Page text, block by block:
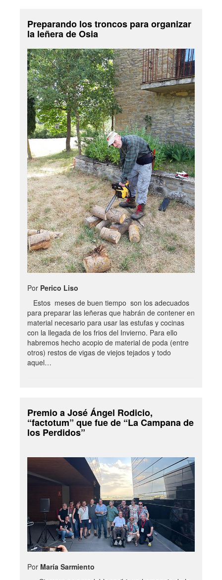
Preparando los troncos para organizar
la leñera de Osia
Por Perico Liso
Estos meses de buen tiempo son los adecuados
para preparar las leñeras que habrán de contener en
material necesario para usar las estufas y cocinas
con la llegada de los frios del Invierno. Para ello
habremos hecho acopio de material de poda (entre
otros) restos de vigas de viejos tejados y todo
aquel…
Premio a José Ángel Rodicio,
“factotum” que fue de “La Campana de
los Perdidos”
Por María Sarmiento